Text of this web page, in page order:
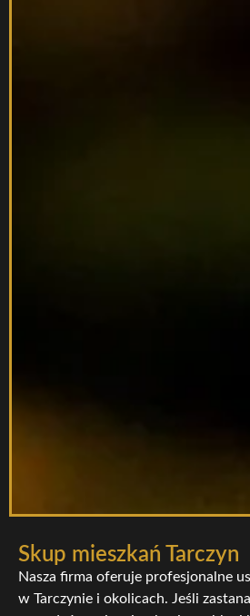
Skup mieszkań Tarczyn
Nasza firma oferuje profesjonalne
w Tarczynie i okolicach. Jeśli